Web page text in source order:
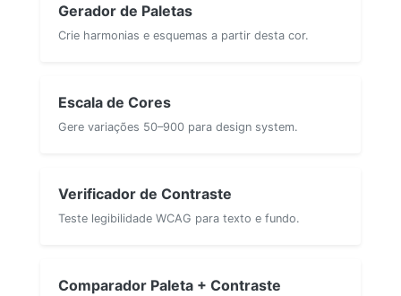
Gerador de Paletas
Crie harmonias e esquemas a partir desta cor.
Escala de Cores
Gere variações 50–900 para design system.
Verificador de Contraste
Teste legibilidade WCAG para texto e fundo.
Comparador Paleta + Contraste